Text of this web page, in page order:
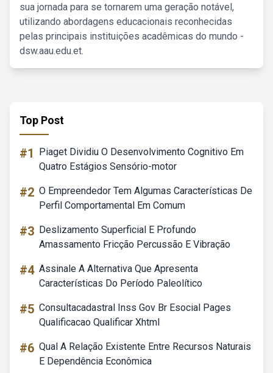
sua jornada para se tornarem uma geração notável,
utilizando abordagens educacionais reconhecidas
pelas principais instituições acadêmicas do mundo -
dsw.aau.edu.et.
Top Post
#1
Piaget Dividiu O Desenvolvimento Cognitivo Em
Quatro Estágios Sensório-motor
#2 O Empreendedor Tem Algumas Características De
Perfil Comportamental Em Comum
#3 Deslizamento Superficial E Profundo
Amassamento Fricção Percussão E Vibração
#4 Assinale A Alternativa Que Apresenta
Características Do Período Paleolítico
#5 Consultacadastral Inss Gov Br Esocial Pages
Qualificacao Qualificar Xhtml
#6 Qual A Relação Existente Entre Recursos Naturais
E Dependência Econômica